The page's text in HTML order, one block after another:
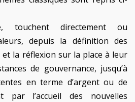
touchent directement ou
depuis la définition des
la réflexion sur la place à leur
de gouvernance, jusqu’à
en terme d’argent ou de
par l’accueil des nouvelles